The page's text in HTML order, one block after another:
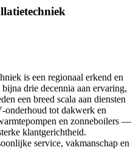
is een regionaal erkend en
drie decennia aan ervaring,
een breed scala aan diensten
tot dakwerk en
en zonneboilers —
klantgerichtheid.
service, vakmanschap en